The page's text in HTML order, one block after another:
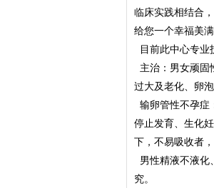
临床实践相结合
给您一个幸福美满
目前此中心专业
主治：男女顽固
过大及老化、卵
输卵管性不孕症
停止发育、生化
下，不易吸收者
男性精液不液化
究。